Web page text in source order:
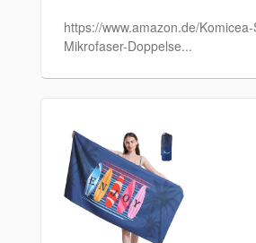
https://www.amazon.de/
Mikrofaser-Doppelse...